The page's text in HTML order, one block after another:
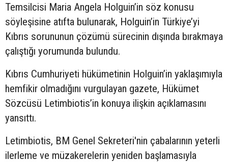
Temsilcisi Maria Angela Holguin’in söz konusu
söyleşisine atıfta bulunarak, Holguin’in Türkiye’yi
Kıbrıs sorununun çözümü sürecinin dışında bırakmaya
çalıştığı yorumunda bulundu.
Kıbrıs Cumhuriyeti hükümetinin Holguin’in yaklaşımıyla
hemfikir olmadığını vurgulayan gazete, Hükümet
Sözcüsü Letimbiotis’in konuya ilişkin açıklamasını
yansıttı.
Letimbiotis, BM Genel Sekreteri'nin çabalarının yeterli
ilerleme ve müzakerelerin yeniden başlamasıyla